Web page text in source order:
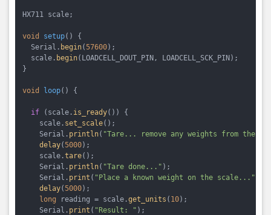
HX711 scale;
void setup()
{
  Serial.
begin(57600);
  scale.
begin(LOADCELL_DOUT_PIN, LOADCELL_SCK_PIN);
}
void loop() {
if (scale. is_ready()) {
    scale.
set_scale();
    Serial.
println( "Tare... remove any weights from the
delay(5000);
    scale.
tare();
    Serial.
println( "Tare done..." );
    Serial.
print ( "Place a known weight on the scale..."
delay(5000);
long reading = scale.get_units ( 10);
    Serial.
print ( "Result: " );